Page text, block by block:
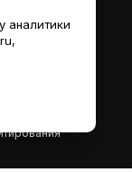
аналитики